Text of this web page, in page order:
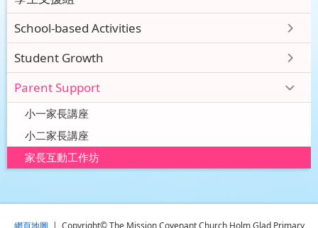
School-based Activities
Student Growth
Parent Support
小一家長講座
小二家長講座
家長互動工作坊
網頁地圖 | Copyright© The Mission Covenant Church Holm Glad Primary